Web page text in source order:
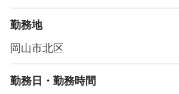
勤務地
岡山市北区
勤務日・勤務時間